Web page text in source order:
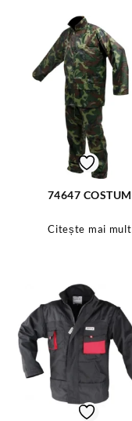
74647 COSTUM
XXL
Citește mai mult